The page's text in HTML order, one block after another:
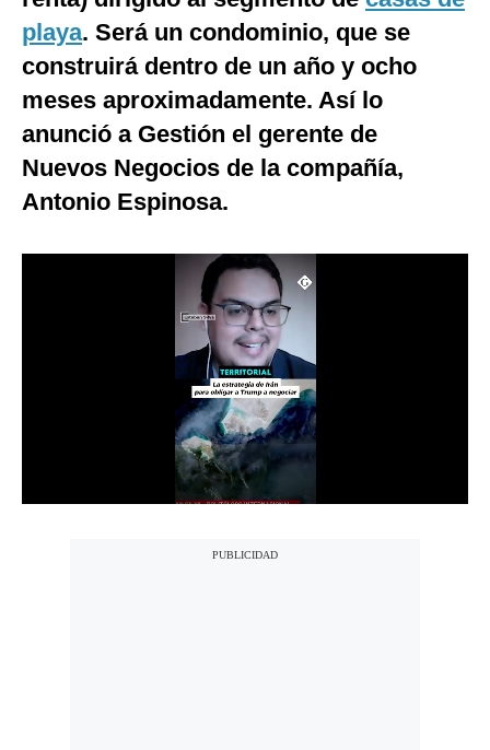
Internacional
Tecnología
Mix
playa. Será un condominio, que se
construirá dentro de un año y ocho
meses aproximadamente. Así lo
anunció a Gestión el gerente de
Nuevos Negocios de la compañía,
Antonio Espinosa.